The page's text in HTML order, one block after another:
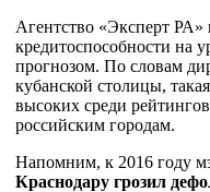
Агентство «Эксперт
кредитоспособности на
прогнозом. По словам
кубанской столицы,
высоких среди
российским городам.
Напомним, к 2016 году
Краснодару грозил